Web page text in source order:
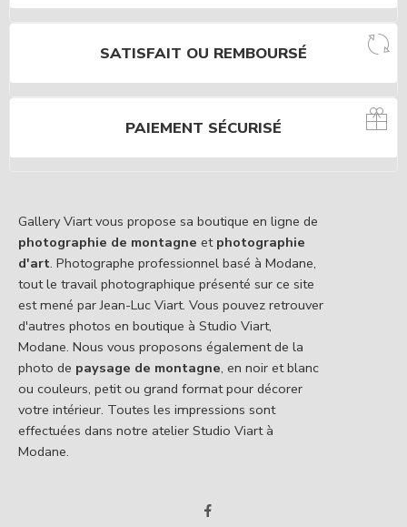
SATISFAIT OU REMBOURSÉ
PAIEMENT SÉCURISÉ
Gallery Viart vous propose sa boutique en ligne de
photographie de montagne et photographie
d'art. Photographe professionnel basé à Modane,
tout le travail photographique présenté sur ce site
est mené par Jean-Luc Viart. Vous pouvez retrouver
d'autres photos en boutique à Studio Viart,
Modane. Nous vous proposons également de la
photo de paysage de montagne, en noir et blanc
ou couleurs, petit ou grand format pour décorer
votre intérieur. Toutes les impressions sont
effectuées dans notre atelier Studio Viart à
Modane.